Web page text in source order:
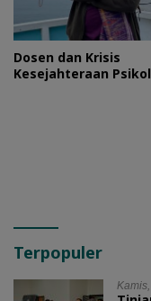
Dosen dan Krisis
Kesejahteraan
Terpopuler